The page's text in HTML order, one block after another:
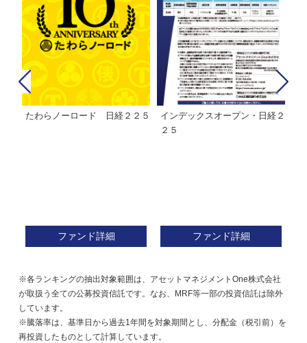
たわらノーロード 日経２２５
ファンド詳細
インデックスオープン・日経２
２５
ファンド詳細
※各ランキングの抽出対象範囲は、アセットマネジメントOne株式会社
が取扱う全ての公募投資信託です。なお、MRF等一部の投資信託は除外
しています。
※騰落率は、基準日から過去1年間を対象期間とし、分配金（税引前）を
再投資したものとして計算しています。